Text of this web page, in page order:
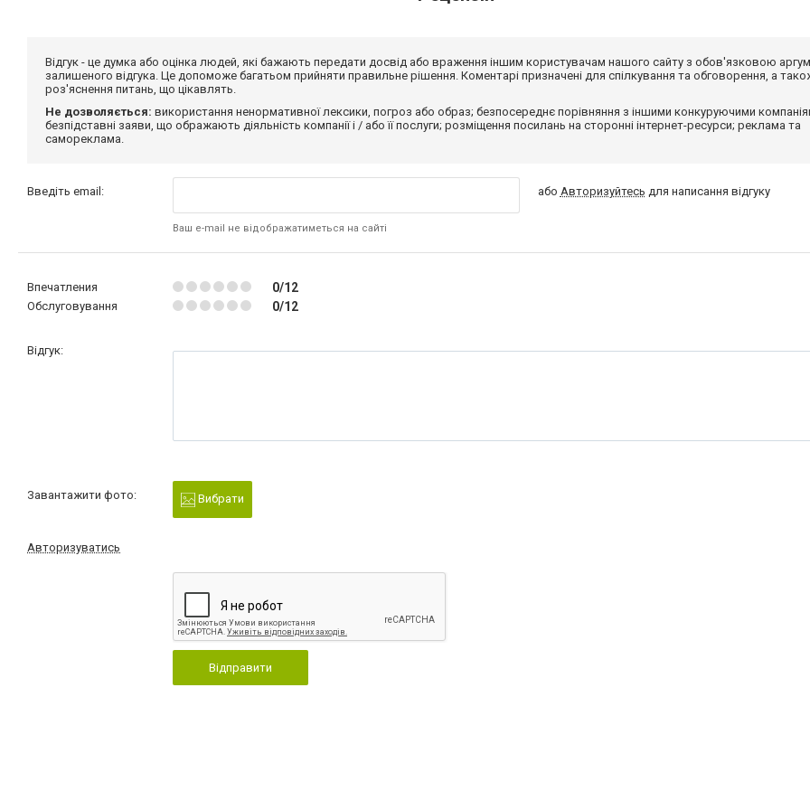
Відгук - це думка або оцінка людей, які бажають передати досвід або враження іншим користувачам нашого сайту з обов'язковою
залишеного відгука. Це допоможе багатьом прийняти правильне рішення. Коментарі призначені для спілкування та обговорення, а
роз'яснення питань, що цікавлять.
Не дозволяється: використання ненормативної лексики, погроз або образ; безпосереднє порівняння з іншими конкуруючими
безпідставні заяви, що ображають діяльність компанії і / або її послуги; розміщення посилань на сторонні інтернет-ресурси; реклама та
самореклама.
Введіть email:
Ваш e-mail не відображатиметься на сайті
або Авторизуйтесь для написання відгуку
Впечатления 0/12
Обслуговування 0/12
Відгук:
Завантажити фото: Вибрати
Авторизуватись
Відправити